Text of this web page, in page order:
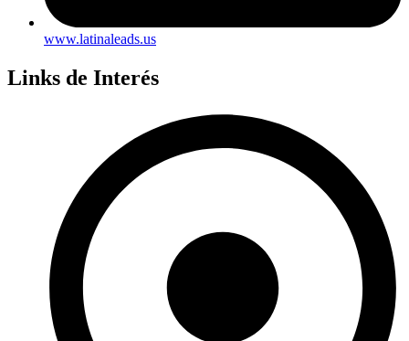
www.latinaleads.us
Links de Interés